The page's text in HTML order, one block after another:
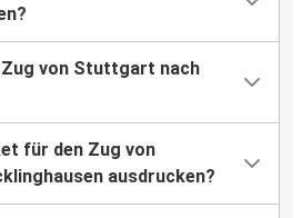
von Stuttgart nach
für den Zug von
ausdrucken?